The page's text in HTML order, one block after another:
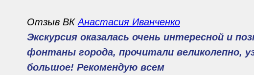
Отзыв ВКАнастасия Иванченко
Экскурсия оказалась очень интересной и
фонтаны города, прочитали великолепно,
большое! Рекомендую всем